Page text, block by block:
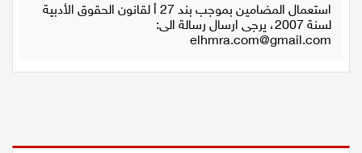
اقتصاد
مقالات
صحة وطب
استعمال المضامين بموجب بند 27 أ لقانون الحقوق الأدبية
لسنة 2007، يرجى ارسال رسالة الى:
elhmra.com@gmail.com